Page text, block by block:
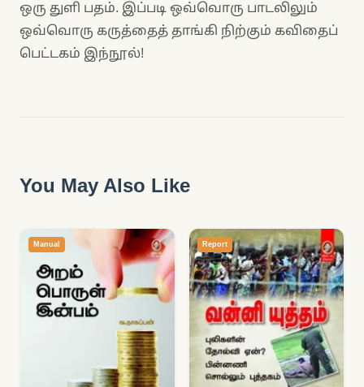
ஒரு துளி பதம். இப்படி ஒவ்வொரு பாடலிலும்
ஒவ்வொரு கருத்தைத் தாங்கி நிற்கும் கவிதைப்
பெட்டகம் இந்நூல்!
You May Also Like
Manual Report